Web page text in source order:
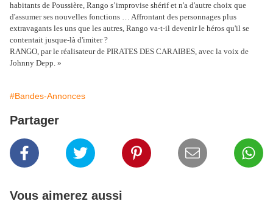
habitants de Poussière, Rango s’improvise shérif et n'a d'autre choix que
d'assumer ses nouvelles fonctions … Affrontant des personnages plus
extravagants les uns que les autres, Rango va-t-il devenir le héros qu'il se
contentait jusque-là d'imiter ?
RANGO, par le réalisateur de PIRATES DES CARAIBES, avec la voix de
Johnny Depp. »
#Bandes-Annonces
Partager
Vous aimerez aussi